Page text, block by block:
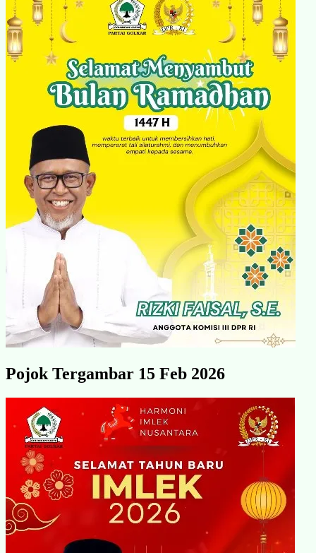
Pojok Tergambar 15 Feb 2026